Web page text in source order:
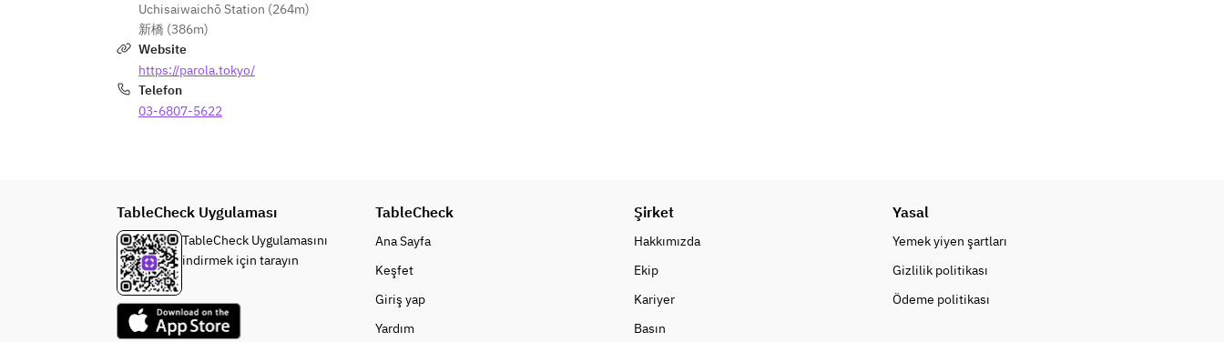
Uchisaiwaichō Station (264m)
新橋 (386m)
Website
https://parola.tokyo/
Telefon
03-6807-5622
TableCheck Uygulaması
TableCheck Uygulamasını
indirmek için tarayın
TableCheck
Ana Sayfa
Keşfet
Giriş yap
Yardım
Şirket
Hakkımızda
Ekip
Kariyer
Basın
Yasal
Yemek yiyen şartları
Gizlilik politikası
Ödeme politikası